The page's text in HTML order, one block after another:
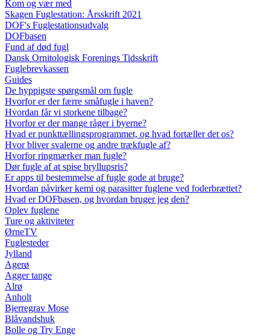
Kom og vær med
Skagen Fuglestation: Årsskrift 2021
DOF's Fuglestationsudvalg
DOFbasen
Fund af død fugl
Dansk Ornitologisk Forenings Tidsskrift
Fuglebrevkassen
Guides
De hyppigste spørgsmål om fugle
Hvorfor er der færre småfugle i haven?
Hvordan får vi storkene tilbage?
Hvorfor er der mange råger i byerne?
Hvad er punkttællingsprogrammet, og hvad fortæller det os?
Hvor bliver svalerne og andre trækfugle af?
Hvorfor ringmærker man fugle?
Dør fugle af at spise bryllupsris?
Er apps til bestemmelse af fugle gode at bruge?
Hvordan påvirker kemi og parasitter fuglene ved foderbrættet?
Hvad er DOFbasen, og hvordan bruger jeg den?
Oplev fuglene
Ture og aktiviteter
ØrneTV
Fuglesteder
Jylland
Agerø
Agger tange
Alrø
Anholt
Bjerregrav Mose
Blåvandshuk
Bolle og Try Enge